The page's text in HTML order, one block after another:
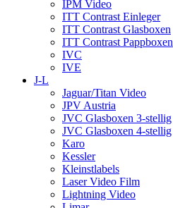
IPM Video
ITT Contrast Einleger
ITT Contrast Glasboxen
ITT Contrast Pappboxen
IVC
IVE
J-L
Jaguar/Titan Video
JPV Austria
JVC Glasboxen 3-stellig
JVC Glasboxen 4-stellig
Karo
Kessler
Kleinstlabels
Laser Video Film
Lightning Video